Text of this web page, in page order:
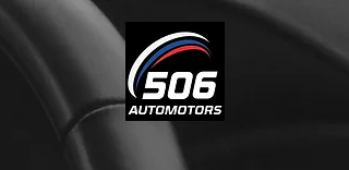
DEPARTAMENTO
DE VENTAS